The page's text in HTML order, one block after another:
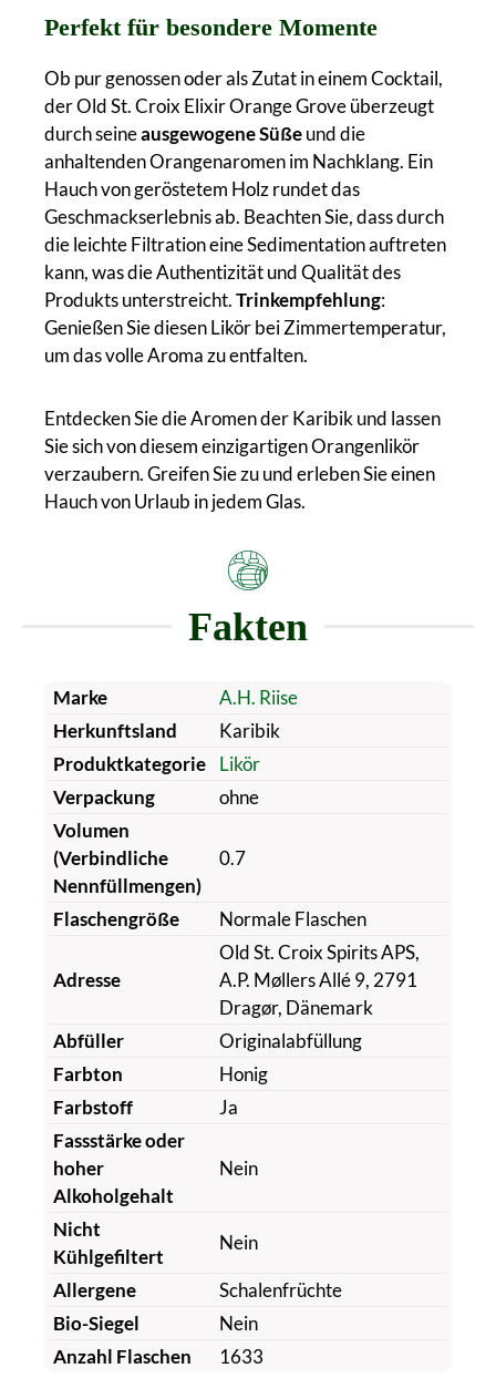
Perfekt für besondere Momente
Ob pur genossen oder als Zutat in einem Cocktail,
der Old St. Croix Elixir Orange Grove überzeugt
durch seineausgewogene Süßeund die
anhaltenden Orangenaromen im Nachklang. Ein
Hauch von geröstetem Holz rundet das
Geschmackserlebnis ab. Beachten Sie, dass durch
die leichte Filtration eine Sedimentation auftreten
kann, was die Authentizität und Qualität des
Produkts unterstreicht.Trinkempfehlung:
Genießen Sie diesen Likör bei Zimmertemperatur,
um das volle Aroma zu entfalten.
Entdecken Sie die Aromen der Karibik und lassen
Sie sich von diesem einzigartigen Orangenlikör
verzaubern. Greifen Sie zu und erleben Sie einen
Hauch von Urlaub in jedem Glas.
Fakten
Marke
A.H. Riise
Herkunftsland
Karibik
Produktkategorie
Likör
Verpackung
ohne
Volumen
(Verbindliche
Nennfüllmengen)
0.7
Flaschengröße Normale Flaschen
Adresse
Old St. Croix Spirits APS,
A.P. Møllers Allé 9, 2791
Dragør, Dänemark
Abfüller
Originalabfüllung
Farbton
Honig
Farbstoff
Ja
Fassstärke oder
hoher
Alkoholgehalt
Nein
Nicht
Kühlgefiltert
Nein
Allergene
Schalenfrüchte
Bio-Siegel
Nein
Anzahl Flaschen
1633